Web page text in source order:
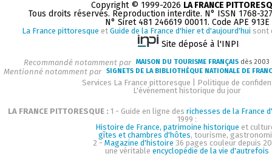
Copyright © 1999-2026 LA FRANCE
Tous droits réservés. Reproduction interdite. N° ISSN 1768-
N° Siret 481 246619 00011. Code APE 913E
La France pittoresque et Guide de la France d'hier et d'aujourd'hui sont
Site déposé à l'INPI
Recommandé notamment par MAISON DU TOURISME FRANÇAIS dès
Mentionné notamment par SIGNETS DE LA BIBLIOTHÈQUE NATIONALE DE
Services La France pittoresque
Politique de
L'événement historique du jour
LA FRANCE PITTORESQUE : 1 - Guide en ligne des richesses de la France
1999 :
Histoire de France, patrimoine historique et
gîtes et chambres d'hôtes, tourisme,
2 - Magazine d'histoire 36 pages couleur depuis
une véritable encyclopédie de la vie d'autrefois